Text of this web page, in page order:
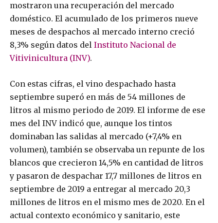
mostraron una recuperación del mercado
doméstico. El acumulado de los primeros nueve
meses de despachos al mercado interno creció
8,3% según datos del Instituto Nacional de
Vitivinicultura (INV).
Con estas cifras, el vino despachado hasta
septiembre superó en más de 54 millones de
litros al mismo periodo de 2019. El informe de ese
mes del INV indicó que, aunque los tintos
dominaban las salidas al mercado (+7,4% en
volumen), también se observaba un repunte de los
blancos que crecieron 14,5% en cantidad de litros
y pasaron de despachar 17,7 millones de litros en
septiembre de 2019 a entregar al mercado 20,3
millones de litros en el mismo mes de 2020. En el
actual contexto económico y sanitario, este